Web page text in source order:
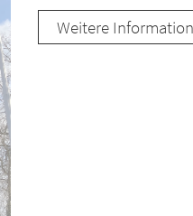
Weitere